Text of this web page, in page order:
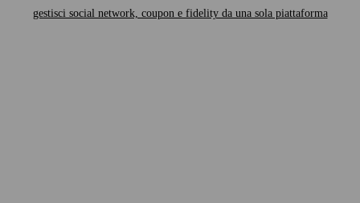
gestisci social network, coupon e fidelity da una sola piattaforma